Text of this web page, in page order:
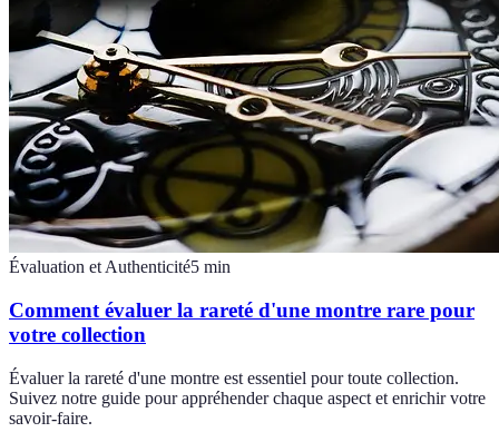
Évaluation et Authenticité5 min
Comment évaluer la rareté d'une montre rare pour
votre collection
Évaluer la rareté d'une montre est essentiel pour toute collection.
Suivez notre guide pour appréhender chaque aspect et enrichir votre
savoir-faire.